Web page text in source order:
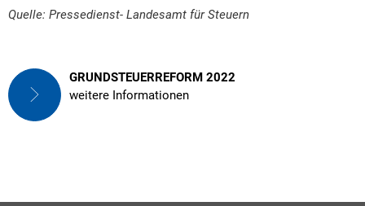
Quelle: Pressedienst- Landesamt für Steuern
GRUNDSTEUERREFORM 2022
weitere Informationen